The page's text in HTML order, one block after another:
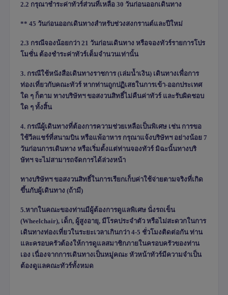
2.2 กรุณาชำระค่าทัวร์ส่วนที่เหลือ 30 วันก่อนออกเดินทาง
** 45 วันก่อนออกเดินทางสำหรับช่วงสงกรานต์และปีใหม่
2.3 กรณีจองน้อยกว่า 21 วันก่อนเดินทาง หรือจองทัวร์รายการโปร
โมชั่น ต้องชำระค่าทัวร์เต็มจำนวนเท่านั้น
3. กรณีใช้หนังสือเดินทางราชการ (เล่มน้ำเงิน) เดินทางเพื่อการ
ท่องเที่ยวกับคณะทัวร์ หากท่านถูกปฏิเสธในการเข้า-ออกประเทศ
ใด ๆ ก็ตาม ทางบริษัทฯ ขอสงวนสิทธิ์ไม่คืนค่าทัวร์ และรับผิดชอบ
ใด ๆ ทั้งสิ้น
4. กรณีผู้เดินทางที่ต้องการความช่วยเหลือเป็นพิเศษ เช่น การขอ
ใช้วีลแชร์ที่สนามบิน หรือแพ้อาหาร กรุณาแจ้งบริษัทฯ อย่างน้อย 7
วันก่อนการเดินทาง หรือเริ่มตั้งแต่ท่านจองทัวร์ มิฉะนั้นทางบริ
ษัทฯ จะไม่สามารถจัดการได้ล่วงหน้า
ทางบริษัทฯ ขอสงวนสิทธิ์ในการเรียกเก็บค่าใช้จ่ายตามจริงที่เกิด
ขึ้นกับผู้เดินทาง (ถ้ามี)
5.หากในคณะของท่านมีผู้ต้องการดูแลพิเศษ นั่งรถเข็น
(Wheelchair), เด็ก, ผู้สูงอายุ, มีโรคประจำตัว หรือไม่สะดวกในการ
เดินทางท่องเที่ยวในระยะเวลาเกินกว่า 4-5 ชั่วโมงติดต่อกัน ท่าน
และครอบครัวต้องให้การดูแลสมาชิกภายในครอบครัวของท่าน
เอง เนื่องจากการเดินทางเป็นหมู่คณะ หัวหน้าทัวร์มีความจำเป็น
ต้องดูแลคณะทัวร์ทั้งหมด